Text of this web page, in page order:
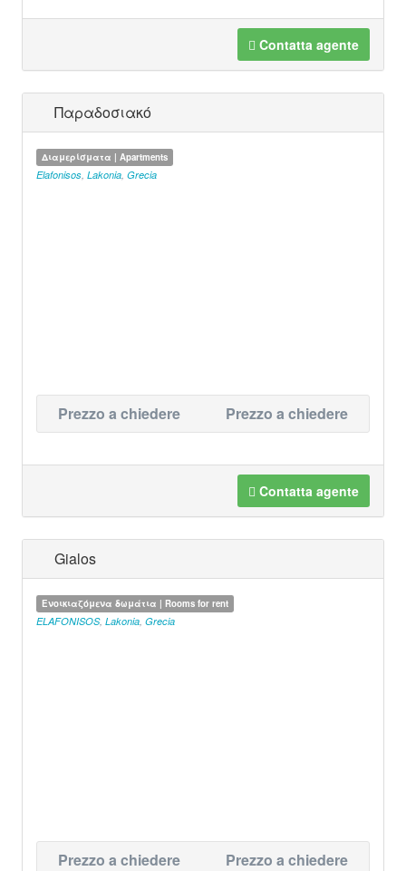
Contatta agente
Παραδοσιακό
Διαμερίσματα | Apartments
Elafonisos, Lakonia, Grecia
Prezzo a chiedere Prezzo a chiedere
Contatta agente
Gialos
Ενοικιαζόμενα δωμάτια | Rooms for rent
ELAFONISOS, Lakonia Grecia
Prezzo a chiedere Prezzo a chiedere